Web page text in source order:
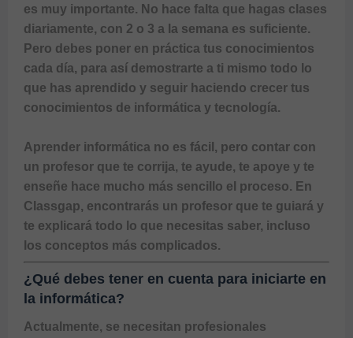
es muy importante. No hace falta que hagas clases
diariamente, con 2 o 3 a la semana es suficiente.
Pero debes poner en práctica tus conocimientos
cada día, para así demostrarte a ti mismo todo lo
que has aprendido y seguir haciendo crecer tus
conocimientos de informática y tecnología.
Aprender informática no es fácil, pero contar con
un profesor que te corrija, te ayude, te apoye y te
enseñe hace mucho más sencillo el proceso. En
Classgap, encontrarás un profesor que te guiará y
te explicará todo lo que necesitas saber, incluso
¿Qué debes tener en cuenta para iniciarte en
la informática?
Actualmente, se necesitan profesionales